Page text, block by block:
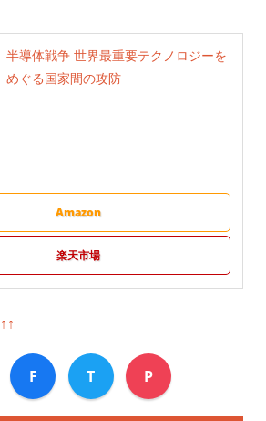
半導体戦争 世界最重要テクノロジーを
めぐる国家間の攻防
Amazon
楽天市場
F T P